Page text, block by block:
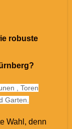
robuste
, Toren
Garten.
Wahl, denn